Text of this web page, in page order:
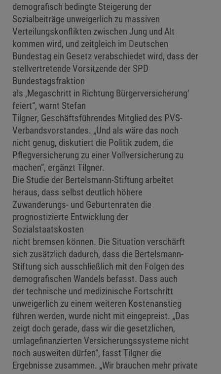
demografisch bedingte Steigerung der
Sozialbeiträge unweigerlich zu massiven
Verteilungskonflikten zwischen Jung und Alt
kommen wird, und zeitgleich im Deutschen
Bundestag ein Gesetz verabschiedet wird, dass der
stellvertretende Vorsitzende der SPD
Bundestagsfraktion
als ‚Megaschritt in Richtung Bürgerversicherung‘
feiert“, warnt Stefan
Tilgner, Geschäftsführendes Mitglied des PVS-
Verbandsvorstandes. „Und als wäre das noch
nicht genug, diskutiert die Politik zudem, die
Pflegversicherung zu einer Vollversicherung zu
machen“, ergänzt Tilgner.
Die Studie der Bertelsmann-Stiftung arbeitet
heraus, dass selbst deutlich höhere
Zuwanderungs- und Geburtenraten die
prognostizierte Entwicklung der
Sozialstaatskosten
nicht bremsen können. Die Situation verschärft
sich zusätzlich dadurch, dass die Bertelsmann-
Stiftung sich ausschließlich mit den Folgen des
demografischen Wandels befasst. Dass auch
der technische und medizinische Fortschritt
unweigerlich zu einem weiteren Kostenanstieg
führen werden, wurde nicht mit eingepreist. „Das
zeigt doch gerade, dass wir die gesetzlichen,
umlagefinanzierten Versicherungssysteme nicht
noch ausweiten dürfen“, fasst Tilgner die
Ergebnisse zusammen. „Wir brauchen mehr private